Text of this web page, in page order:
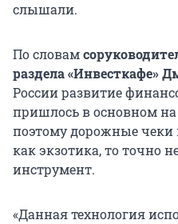
слышали.
По словам
раздела «Инвесткафе»
России развитие
пришлось в основном
поэтому дорожные чеки
как экзотика, то точно
инструмент.
«Данная технология